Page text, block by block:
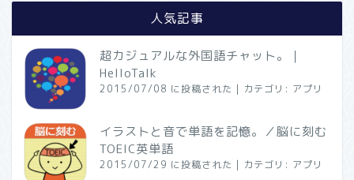
人気記事
超カジュアルな外国語チャット。｜
HelloTalk
2015/07/08 に投稿された | カテゴリ: アプリ
イラストと音で単語を記憶。／脳に刻む
TOEIC英単語
2015/07/29 に投稿された | カテゴリ: アプリ